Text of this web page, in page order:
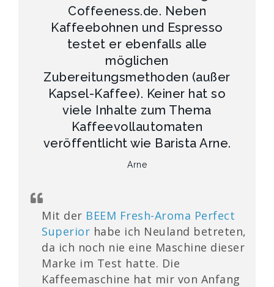
Coffeeness.de. Neben
Kaffeebohnen und Espresso
testet er ebenfalls alle
möglichen
Zubereitungsmethoden (außer
Kapsel-Kaffee). Keiner hat so
viele Inhalte zum Thema
Kaffeevollautomaten
veröffentlicht wie Barista Arne.
Arne
Mit der BEEM Fresh-Aroma Perfect
Superior habe ich Neuland betreten,
da ich noch nie eine Maschine dieser
Marke im Test hatte. Die
Kaffeemaschine hat mir von Anfang